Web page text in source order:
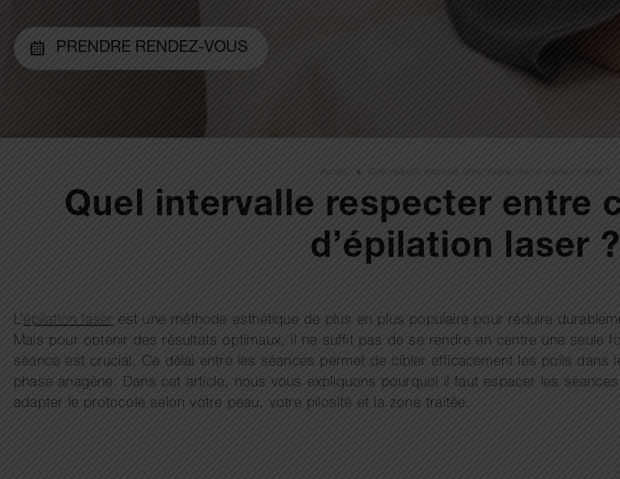
PRENDRE RENDEZ-VOUS
Accueil Quel intervalle respecter entre chaque séance d’épilation laser ?
Quel intervalle respecter entre
d’épilation laser ?
L’épilation laserest une méthode esthétique de plus en plus populaire pour réduire
Mais pour obtenir des résultats optimaux, il ne suffit pas de se rendre en centre une seule
séance est crucial. Ce délai entre les séances permet de cibler efficacement les poils dans
phase anagène. Dans cet article, nous vous expliquons pourquoi il faut espacer les
adapter le protocole selon votre peau, votre pilosité et la zone traitée.